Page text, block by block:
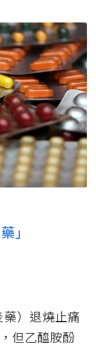
」
）退燒止痛
但乙醯胺酚